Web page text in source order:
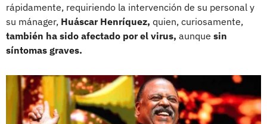
rápidamente, requiriendo la intervención de su personal y
su mánager, Huáscar Henríquez, quien, curiosamente,
también ha sido afectado por el virus, aunque sin
síntomas graves.